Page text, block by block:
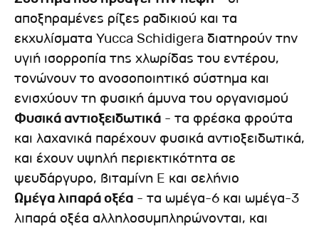
αποξηραμένες ρίζες ραδικιού και τα
εκχυλίσματα Yucca Schidigera διατηρούν την
υγιή ισορροπία της χλωρίδας του εντέρου,
τονώνουν το ανοσοποιητικό σύστημα και
ενισχύουν τη φυσική άμυνα του οργανισμού
Φυσικά αντιοξειδωτικά - τα φρέσκα φρούτα
και λαχανικά παρέχουν φυσικά αντιοξειδωτικά,
και έχουν υψηλή περιεκτικότητα σε
ψευδάργυρο, βιταμίνη E και σελήνιο
Ωμέγα λιπαρά οξέα - τα ωμέγα-6 και ωμέγα-3
λιπαρά οξέα αλληλοσυμπληρώνονται, και